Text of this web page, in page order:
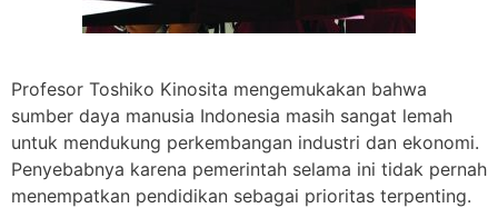
Profesor Toshiko Kinosita mengemukakan bahwa
sumber daya manusia Indonesia masih sangat lemah
untuk mendukung perkembangan industri dan ekonomi.
Penyebabnya karena pemerintah selama ini tidak pernah
menempatkan pendidikan sebagai prioritas terpenting.